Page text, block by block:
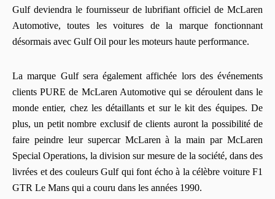
Gulf deviendra le fournisseur de lubrifiant officiel de McLaren
Automotive, toutes les voitures de la marque fonctionnant
désormais avec Gulf Oil pour les moteurs haute performance.
La marque Gulf sera également affichée lors des événements
clients PURE de McLaren Automotive qui se déroulent dans le
monde entier, chez les détaillants et sur le kit des équipes. De
plus, un petit nombre exclusif de clients auront la possibilité de
faire peindre leur supercar McLaren à la main par McLaren
Special Operations, la division sur mesure de la société, dans des
livrées et des couleurs Gulf qui font écho à la célèbre voiture F1
GTR Le Mans qui a couru dans les années 1990.